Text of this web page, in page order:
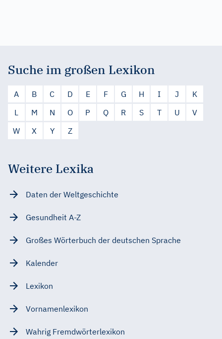
Suche im großen Lexikon
A B C D E F G H I J
K
L
M N O P Q R S T U
V
W
X Y Z
Weitere Lexika
Daten der Weltgeschichte
Gesundheit A-Z
Großes Wörterbuch der deutschen Sprache
Kalender
Lexikon
Vornamenlexikon
Wahrig Fremdwörterlexikon